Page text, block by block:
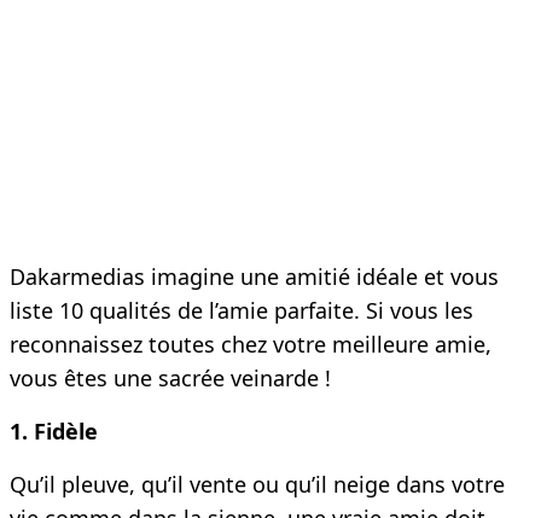
Dakarmedias imagine une amitié idéale et vous
liste 10 qualités de l’amie parfaite. Si vous les
reconnaissez toutes chez votre meilleure amie,
vous êtes une sacrée veinarde !
1. Fidèle
Qu’il pleuve, qu’il vente ou qu’il neige dans votre